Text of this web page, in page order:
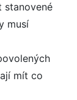
stanovené
musí
mít co